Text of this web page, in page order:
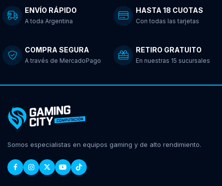
ENVÍO RÁPIDO
A toda Argentina
HASTA 18 CUOTAS
Con todas las tarjetas
COMPRA SEGURA
A través de MercadoPago
RETIRO GRATUITO
En nuestras 15 sucursales
Somos especialistas en equipos gaming y de alto rendimiento.